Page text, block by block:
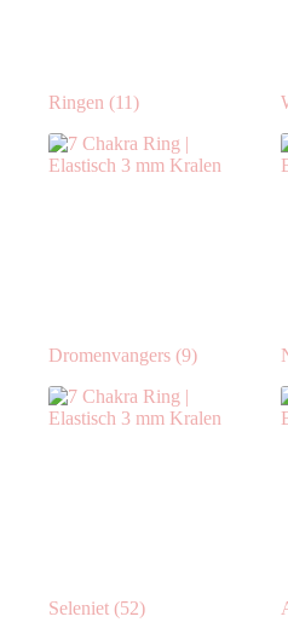
Ringen (11)
Dromenvangers (9)
Seleniet (52)